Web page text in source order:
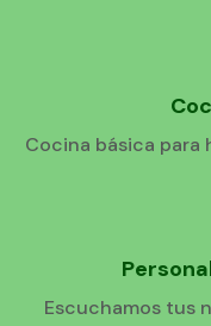
Cocina básica para
Escuchamos tus